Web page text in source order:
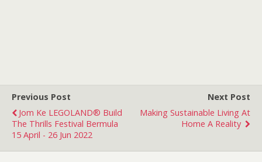
Previous Post
Jom Ke LEGOLAND® Build
The Thrills Festival Bermula
15 April - 26 Jun 2022
Next Post
Making Sustainable Living At
Home A Reality